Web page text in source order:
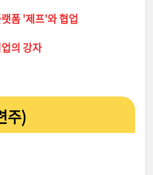
폼 '제프'와 협업
의 강자
주)